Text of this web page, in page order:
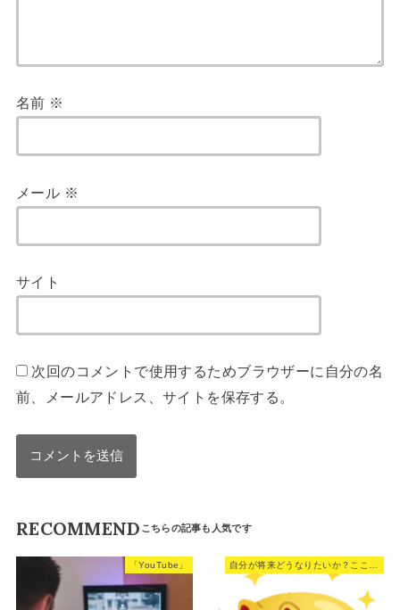
名前 ※
メール ※
サイト
次回のコメントで使用するためブラウザーに自分の名
前、メールアドレス、サイトを保存する。
RECOMMEND
「YouTube」